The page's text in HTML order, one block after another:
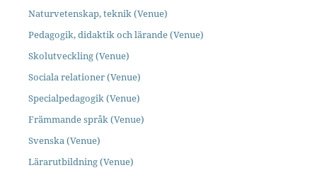
Naturvetenskap, teknik (Venue)
Pedagogik, didaktik och lärande (Venue)
Skolutveckling (Venue)
Sociala relationer (Venue)
Specialpedagogik (Venue)
Främmande språk (Venue)
Svenska (Venue)
Lärarutbildning (Venue)